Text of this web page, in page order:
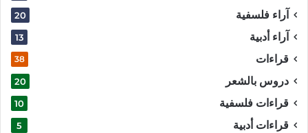
آراء فلسفية 20
آراء أدبية 13
قراءات 38
دروس بالشعر 20
قراءات فلسفية 10
قراءات أدبية 5